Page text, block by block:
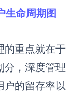
生命周期图
的重点就在于
， 深度管理
户的留存率以